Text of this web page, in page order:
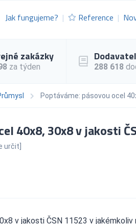
Jak fungujeme? Reference
zakázky
za týden 288 618
Poptáváme: pásovou ocel
40x8, 30x8 v jakosti
určit]
v jakosti ČSN 11523 v jakémkoliv